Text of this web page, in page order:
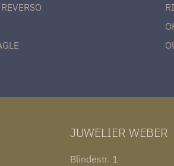
JUWELIER WEBER
Blindestr. 1